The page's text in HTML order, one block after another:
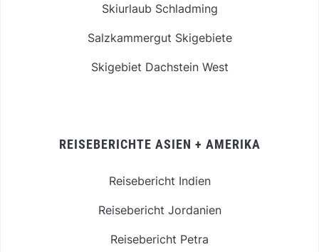
Skiurlaub Schladming
Salzkammergut Skigebiete
Skigebiet Dachstein West
REISEBERICHTE ASIEN + AMERIKA
Reisebericht Indien
Reisebericht Jordanien
Reisebericht Petra